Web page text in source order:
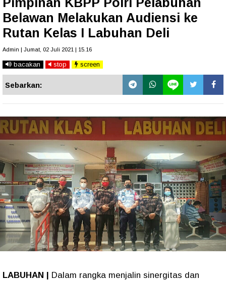
Belawan Melakukan Audiensi ke
Rutan Kelas I Labuhan Deli
Admin | Jumat, 02 Juli 2021 | 15.16
bacakan stop screen
Sebarkan:
LABUHAN | Dalam rangka menjalin sinergitas dan